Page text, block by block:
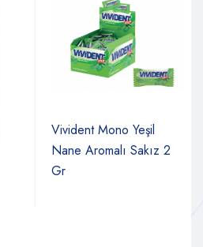
Vivident Mono Yeşil
Nane Aromalı Sakız 2
Gr